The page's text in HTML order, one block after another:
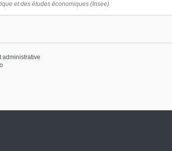
et des études économiques (Insee)
administrative